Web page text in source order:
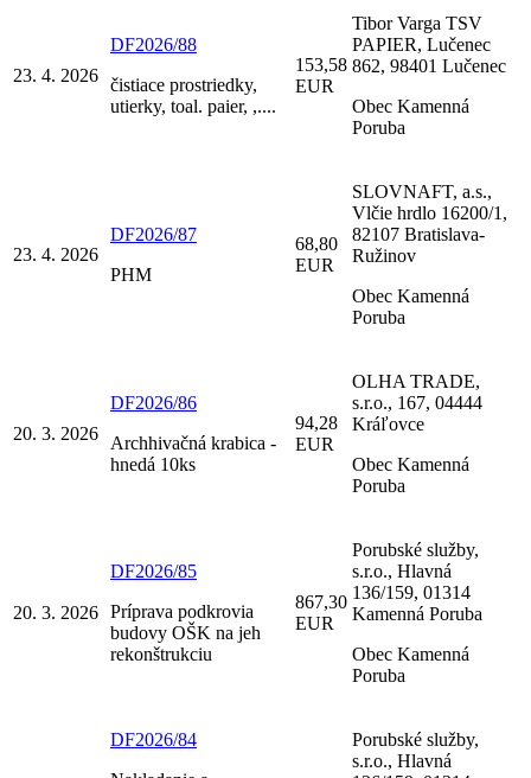
23. 4. 2026
DF2026/88
čistiace prostriedky,
utierky, toal. paier, ,....
153,58
EUR
Tibor Varga TSV
PAPIER, Lučenec
862, 98401 Lučenec
Obec Kamenná
Poruba
23. 4. 2026
DF2026/87
PHM
68,80
EUR
SLOVNAFT, a.s.,
Vlčie hrdlo 16200/1,
82107 Bratislava-
Ružinov
Obec Kamenná
Poruba
20. 3. 2026
DF2026/86
Archhivačná krabica -
hnedá 10ks
94,28
EUR
OLHA TRADE,
s.r.o., 167, 04444
Kráľovce
Obec Kamenná
Poruba
20. 3. 2026
DF2026/85
Príprava podkrovia
budovy OŠK na jeh
rekonštrukciu
867,30
EUR
Porubské služby,
s.r.o., Hlavná
136/159, 01314
Kamenná Poruba
Obec Kamenná
Poruba
DF2026/84
Porubské služby,
s.r.o., Hlavná